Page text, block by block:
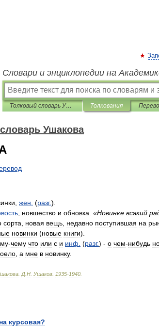
Словари и энциклопедии на
Толковый словарь Ушакова Толкования
Ушакова
жен (разг.).
новшество и обновка «Новинке всякий
сорта новая вещь недавно поступившая на
новинки (новые книги).
-чему что или с и инф (разг.) - о чем-нибудь
а мне в новинку.
Д Н Ушаков 1935-1940
курсовая?